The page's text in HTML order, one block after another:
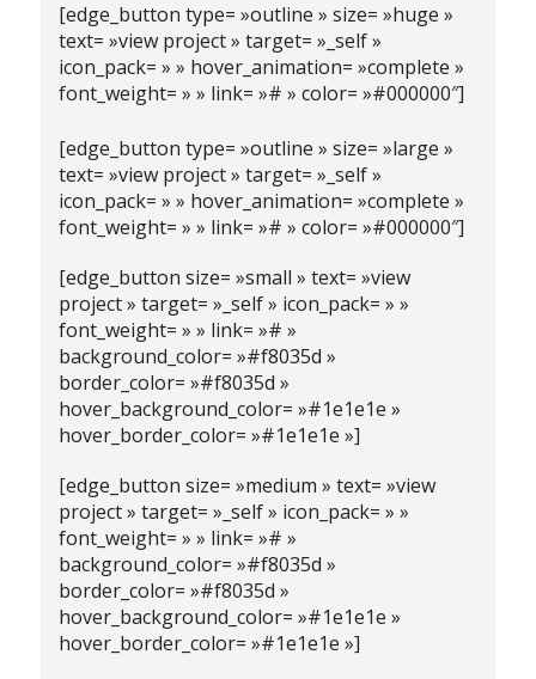
[edge_button type= »outline » size= »huge »
text= »view project » target= »_self »
icon_pack= » » hover_animation= »complete »
font_weight= » » link= »# » color= »#000000″]
[edge_button type= »outline » size= »large »
text= »view project » target= »_self »
icon_pack= » » hover_animation= »complete »
font_weight= » » link= »# » color= »#000000″]
[edge_button size= »small » text= »view
project » target= »_self » icon_pack= » »
font_weight= » » link= »# »
background_color= »#f8035d »
border_color= »#f8035d »
hover_background_color= »#1e1e1e »
hover_border_color= »#1e1e1e »]
[edge_button size= »medium » text= »view
project » target= »_self » icon_pack= » »
font_weight= » » link= »# »
background_color= »#f8035d »
border_color= »#f8035d »
hover_background_color= »#1e1e1e »
hover_border_color= »#1e1e1e »]